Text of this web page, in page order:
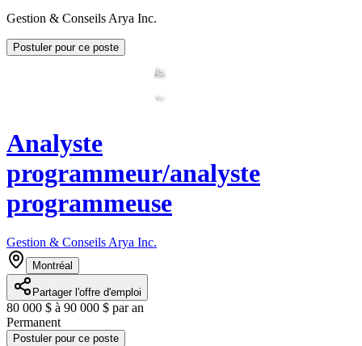
Gestion & Conseils Arya Inc.
Postuler pour ce poste
Analyste
programmeur/analyste
programmeuse
Gestion & Conseils Arya Inc.
Montréal
Partager l'offre d'emploi
80 000 $ à 90 000 $ par an
Permanent
Postuler pour ce poste